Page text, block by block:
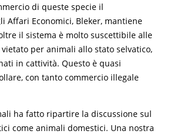
di queste specie il
Affari Economici, Bleker, mantiene
il sistema è molto suscettibile alle
per animali allo stato selvatico,
in cattività. Questo è quasi
con tanto commercio illegale
ha fatto ripartire la discussione sul
come animali domestici. Una nostra